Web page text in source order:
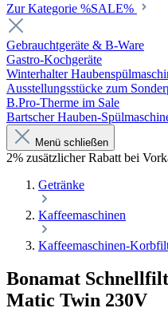
Zur Kategorie %SALE%
Gebrauchtgeräte & B-Ware
Gastro-Kochgeräte
Winterhalter
Ausstellungsstücke zum
B.Pro-Therme im Sale
Bartscher Hauben-
Menü schließen
2% zusätzlicher Rabatt bei
Getränke
Kaffeemaschinen
Kaffeemaschinen-
Bonamat
Matic Twin 230V